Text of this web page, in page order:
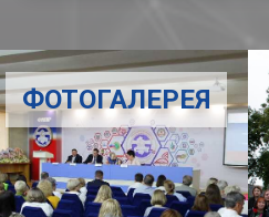
ФОТОГАЛЕРЕЯ